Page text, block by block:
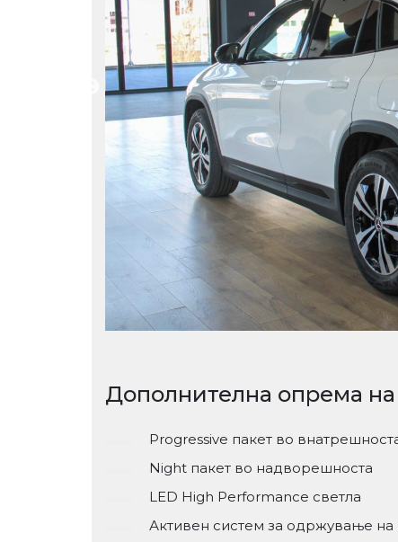
Дополнителна опрема
Progressive пакет во
Night пакет во надворешноста
LED High Performance светла
Активен систем за одржување на